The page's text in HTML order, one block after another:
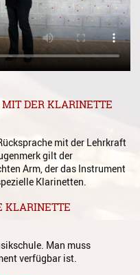
DER KLARINETTE
mit der Lehrkraft
gilt der
Arm, der das Instrument
Klarinetten.
KLARINETTE
Man muss
verfügbar ist.